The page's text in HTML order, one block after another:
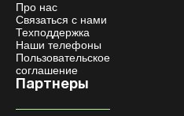
Про нас
Связаться с нами
Техподдержка
Наши телефоны
Пользовательское
соглашение
Партнеры